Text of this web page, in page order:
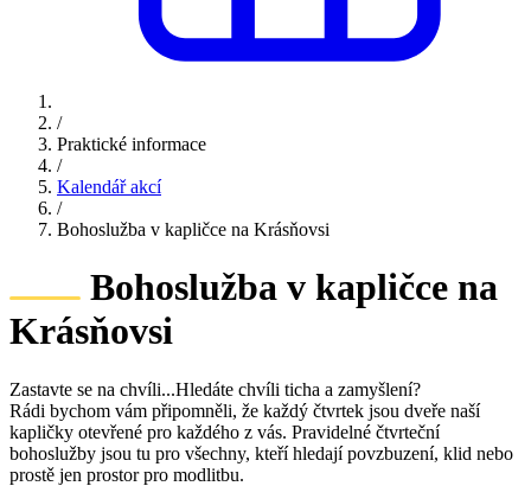
/
Praktické informace
/
Kalendář akcí
/
Bohoslužba v kapličce na Krásňovsi
Bohoslužba v kapličce na
Krásňovsi
Zastavte se na chvíli...Hledáte chvíli ticha a zamyšlení?
Rádi bychom vám připomněli, že každý čtvrtek jsou dveře naší
kapličky otevřené pro každého z vás. Pravidelné čtvrteční
bohoslužby jsou tu pro všechny, kteří hledají povzbuzení, klid nebo
prostě jen prostor pro modlitbu.